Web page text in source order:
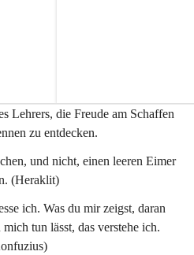
e
n
a
Lehrers, die Freude am Schaffen
zu entdecken.
und nicht, einen leeren Eimer
(Heraklit)
ich. Was du mir zeigst, daran
tun lässt, das verstehe ich.